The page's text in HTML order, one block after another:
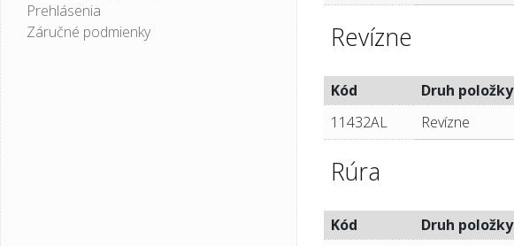
Prehlásenia
Záručné podmienky
Revízne
Kód Druh položky
11432AL
Revízne
Rúra
Kód Druh položky